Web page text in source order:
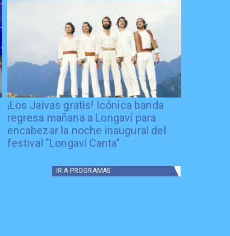
¡Los Jaivas gratis! Icónica banda
regresa mañana a Longaví para
encabezar la noche inaugural del
festival "Longaví Canta"
IR A PROGRAMAS